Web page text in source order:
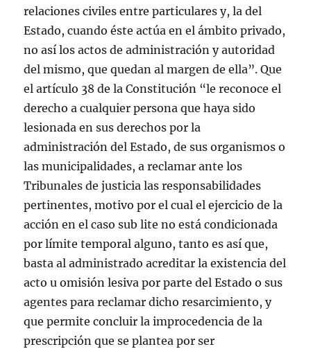
relaciones civiles entre particulares y, la del
Estado, cuando éste actúa en el ámbito privado,
no así los actos de administración y autoridad
del mismo, que quedan al margen de ella”. Que
el artículo 38 de la Constitución “le reconoce el
derecho a cualquier persona que haya sido
lesionada en sus derechos por la
administración del Estado, de sus organismos o
las municipalidades, a reclamar ante los
Tribunales de justicia las responsabilidades
pertinentes, motivo por el cual el ejercicio de la
acción en el caso sub lite no está condicionada
por límite temporal alguno, tanto es así que,
basta al administrado acreditar la existencia del
acto u omisión lesiva por parte del Estado o sus
agentes para reclamar dicho resarcimiento, y
que permite concluir la improcedencia de la
prescripción que se plantea por ser